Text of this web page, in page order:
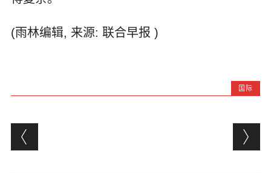
(雨林编辑, 来源: 联合早报 )
国际
Post navigation